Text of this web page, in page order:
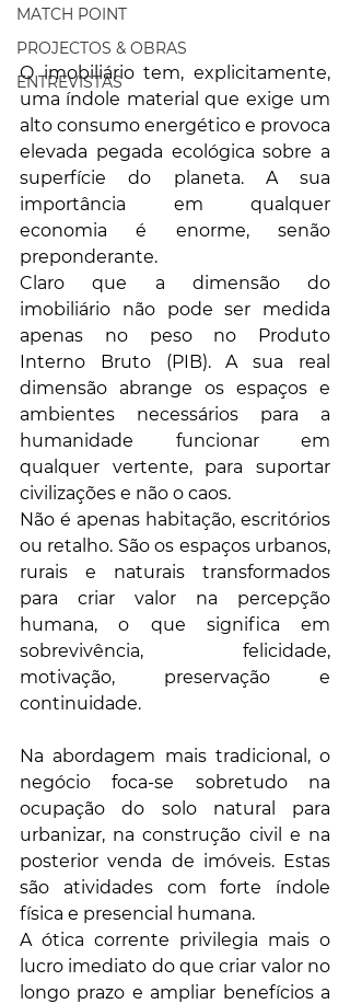
MATCH POINT
PROJECTOS & OBRAS
ENTREVISTAS
O imobiliário tem, explicitamente,
uma índole material que exige um
alto consumo energético e provoca
elevada pegada ecológica sobre a
superfície do planeta. A sua
importância em qualquer
economia é enorme, senão
preponderante.
Claro que a dimensão do
imobiliário não pode ser medida
apenas no peso no Produto
Interno Bruto (PIB). A sua real
dimensão abrange os espaços e
ambientes necessários para a
humanidade funcionar em
qualquer vertente, para suportar
civilizações e não o caos.
Não é apenas habitação, escritórios
ou retalho. São os espaços urbanos,
rurais e naturais transformados
para criar valor na percepção
humana, o que significa em
sobrevivência, felicidade,
motivação, preservação e
continuidade.
Na abordagem mais tradicional, o
negócio foca-se sobretudo na
ocupação do solo natural para
urbanizar, na construção civil e na
posterior venda de imóveis. Estas
são atividades com forte índole
física e presencial humana.
A ótica corrente privilegia mais o
lucro imediato do que criar valor no
longo prazo e ampliar benefícios a